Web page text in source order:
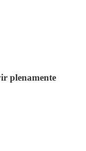
plenamente